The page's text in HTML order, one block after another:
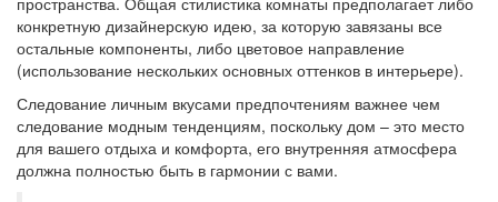
конкретную дизайнерскую идею, за которую завязаны все
остальные компоненты, либо цветовое направление
(использование нескольких основных оттенков в интерьере).
Следование личным вкусами предпочтениям важнее чем
следование модным тенденциям, поскольку дом – это место
для вашего отдыха и комфорта, его внутренняя атмосфера
должна полностью быть в гармонии с вами.